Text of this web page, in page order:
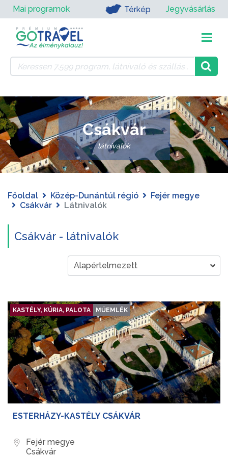
Mai programok Térkép Jegyvásárlás
Csákvár
látnivalók
Főoldal Közép-Dunántúl régió
Fejér megye
Csákvár
Látnivalók
Csákvár - látnivalók
KASTÉLY, KÚRIA, PALOTA MŰEMLÉK
ESTERHÁZY-KASTÉLY CSÁKVÁR
Fejér megye
Csákvár